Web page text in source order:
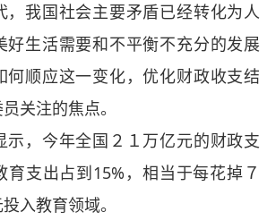
我国社会主要矛盾已经转化为人
好生活需要和不平衡不充分的发展
何顺应这一变化，优化财政收支结
关注的焦点。
，今年全国２１万亿元的财政支
育支出占到15%，相当于每花掉７
入教育领域。